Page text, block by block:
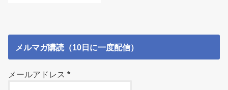
メルマガ購読（10日に一度配信）
メールアドレス*